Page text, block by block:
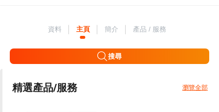
資料 主頁 簡介 產品 / 服務
搜尋
精選產品/服務 瀏覽全部